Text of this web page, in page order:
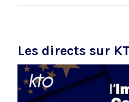
Les directs sur